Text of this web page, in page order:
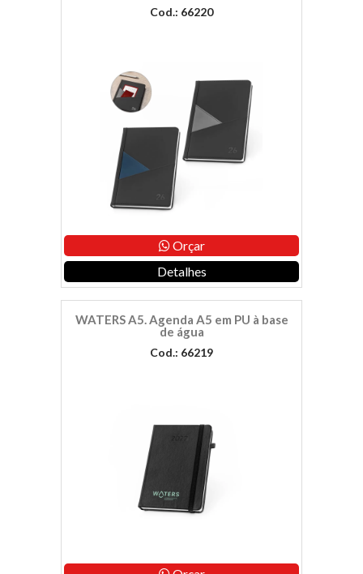
Cod.: 66220
Orçar
Detalhes
WATERS A5. Agenda A5 em PU à base
de água
Cod.: 66219